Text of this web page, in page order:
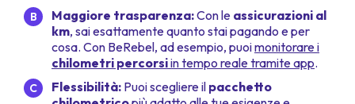
Maggiore trasparenza:Con le assicurazioni al
km, sai esattamente quanto stai pagando e per
cosa. Con BeRebel, ad esempio, puoimonitorare i
chilometri percorsiin tempo reale tramite app.
Flessibilità: Puoi scegliere il pacchetto